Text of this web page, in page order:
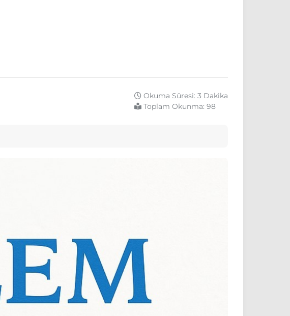
Okuma Süresi: 3 Dakika
Toplam Okunma: 98